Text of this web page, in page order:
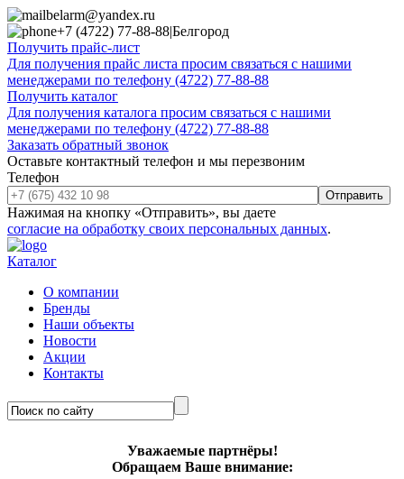
belarm@yandex.ru
+7 (4722) 77-88-88|Белгород
Получить прайс-лист
Для получения прайс листа просим связаться с нашими
менеджерами по телефону (4722) 77-88-88
Получить каталог
Для получения каталога просим связаться с нашими
менеджерами по телефону (4722) 77-88-88
Заказать обратный звонок
Оставьте контактный телефон и мы перезвоним
Телефон
Отправить
Нажимая на кнопку «Отправить», вы даете
согласие на обработку своих персональных данных.
Каталог
О компании
Бренды
Наши объекты
Новости
Акции
Контакты
Уважаемые партнёры!
Обращаем Ваше внимание: